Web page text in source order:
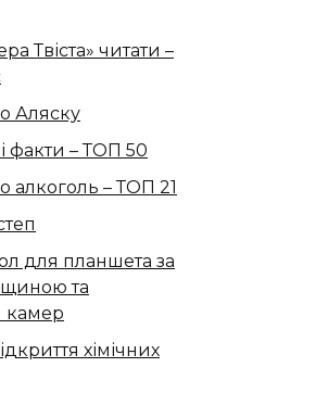
Твіста» читати –
Аляску
факти – ТОП 50
алкоголь – ТОП 21
для планшета за
та
камер
хімічних